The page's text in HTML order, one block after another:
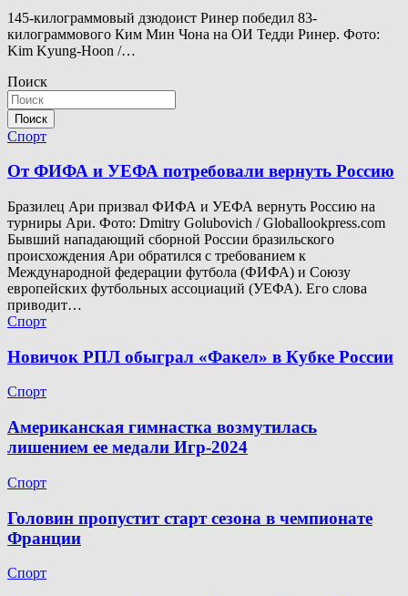
145-килограммовый дзюдоист Ринер победил 83-
килограммового Ким Мин Чона на ОИ Тедди Ринер. Фото:
Kim Kyung-Hoon /…
Поиск
Поиск
Спорт
От ФИФА и УЕФА потребовали вернуть Россию
Бразилец Ари призвал ФИФА и УЕФА вернуть Россию на
турниры Ари. Фото: Dmitry Golubovich / Globallookpress.com
Бывший нападающий сборной России бразильского
происхождения Ари обратился с требованием к
Международной федерации футбола (ФИФА) и Союзу
европейских футбольных ассоциаций (УЕФА). Его слова
приводит…
Спорт
Новичок РПЛ обыграл «Факел» в Кубке России
Спорт
Американская гимнастка возмутилась
лишением ее медали Игр-2024
Спорт
Головин пропустит старт сезона в чемпионате
Франции
Спорт